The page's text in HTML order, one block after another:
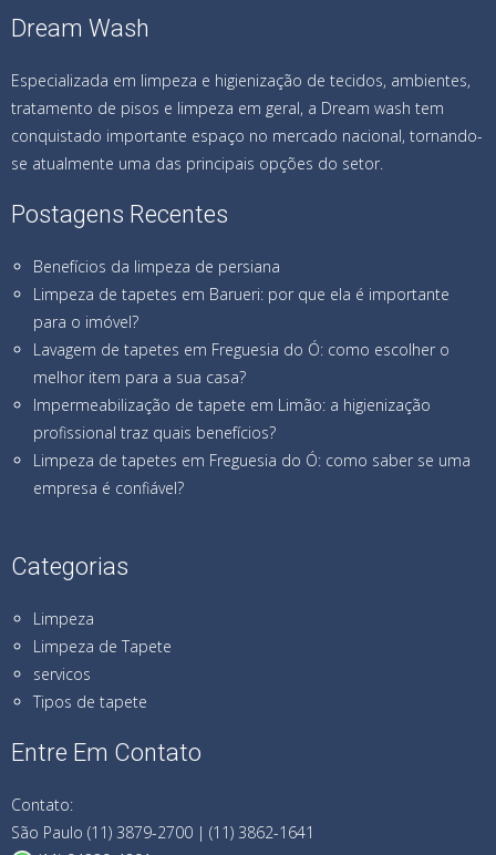
Dream Wash
Especializada em limpeza e higienização de tecidos, ambientes,
tratamento de pisos e limpeza em geral, a Dream wash tem
conquistado importante espaço no mercado nacional, tornando-
se atualmente uma das principais opções do setor.
Postagens Recentes
Benefícios da limpeza de persiana
Limpeza de tapetes em Barueri: por que ela é importante
para o imóvel?
Lavagem de tapetes em Freguesia do Ó: como escolher o
melhor item para a sua casa?
Impermeabilização de tapete em Limão: a higienização
profissional traz quais benefícios?
Limpeza de tapetes em Freguesia do Ó: como saber se uma
empresa é confiável?
Categorias
Limpeza
Limpeza de Tapete
servicos
Tipos de tapete
Entre Em Contato
Contato:
São Paulo (11) 3879-2700 | (11) 3862-1641